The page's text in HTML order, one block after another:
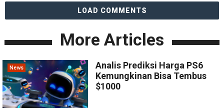
LOAD COMMENTS
More Articles
News
Analis Prediksi Harga PS6
Kemungkinan Bisa Tembus
$1000